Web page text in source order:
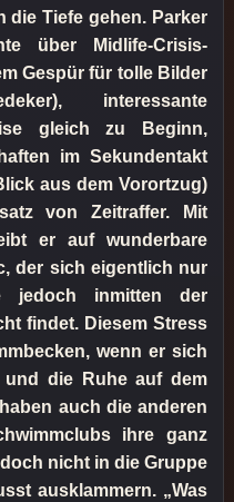
die Tiefe gehen. Parker
über Midlife-Crisis-
Gespür für tolle Bilder
interessante
gleich zu Beginn,
im Sekundentakt
aus dem Vorortzug)
von Zeitraffer. Mit
er auf wunderbare
der sich eigentlich nur
jedoch inmitten der
findet. Diesem Stress
wenn er sich
und die Ruhe auf dem
auch die anderen
ihre ganz
nicht in die Gruppe
ausklammern. „Was